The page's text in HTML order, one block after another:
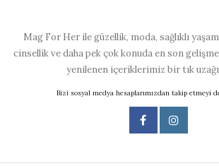
Mag For Her ile güzellik, moda, sağlıklı
cinsellik ve daha pek çok konuda en son
yenilenen içeriklerimiz bir tık
Bizi sosyal medya hesaplarımızdan takip etmeyi